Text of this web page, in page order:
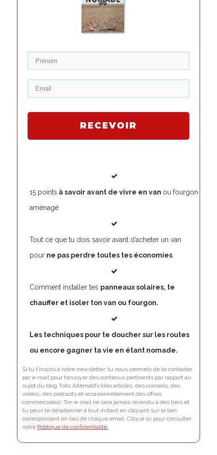
RECEVOIR
15 points à savoir avant de vivre en van ou fourgon
aménagé
Tout ce que tu dois savoir avant d’acheter un van
pour ne pas perdre toutes tes économies
Comment installer tes panneaux solaires, te
chauffer et isoler ton van ou fourgon.
Les techniques pour te doucher sur les routes
ou encore gagner ta vie en étant nomade.
Si tu t’inscris à notre newsletter, tu nous permets de te contacter
par e-mail pour t’envoyer des contenus pertinents par rapport au
sujet du blog Toits Alternatifs (des articles, des conseils, des
vidéos, des podcasts et occasionnellement des offres
commerciales). Ton e-mail ne sera jamais revendu à des tiers et
tu peux te désabonner à tout instant en cliquant sur le lien
correspondant en bas de chaque email. Clique ici pour consulter
notre Politique de confidentialité.